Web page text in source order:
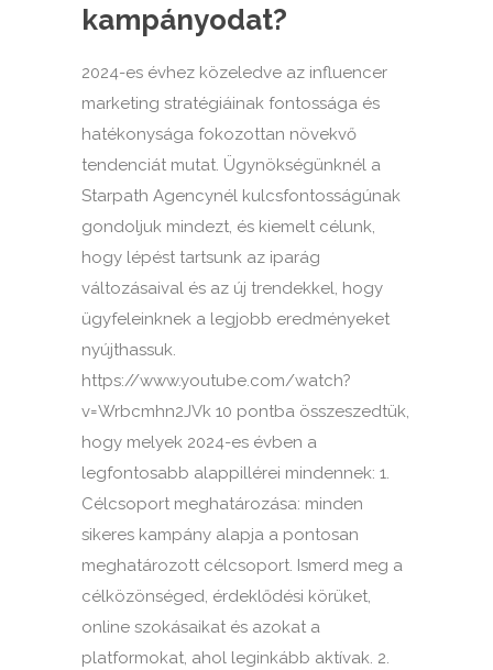
kampányodat?
2024-es évhez közeledve az influencer
marketing stratégiáinak fontossága és
hatékonysága fokozottan növekvő
tendenciát mutat. Ügynökségünknél a
Starpath Agencynél kulcsfontosságúnak
gondoljuk mindezt, és kiemelt célunk,
hogy lépést tartsunk az iparág
változásaival és az új trendekkel, hogy
ügyfeleinknek a legjobb eredményeket
nyújthassuk.
https://www.youtube.com/watch?
v=Wrbcmhn2JVk 10 pontba összeszedtük,
hogy melyek 2024-es évben a
legfontosabb alappillérei mindennek: 1.
Célcsoport meghatározása: minden
sikeres kampány alapja a pontosan
meghatározott célcsoport. Ismerd meg a
célközönséged, érdeklődési körüket,
online szokásaikat és azokat a
platformokat, ahol leginkább aktívak. 2.